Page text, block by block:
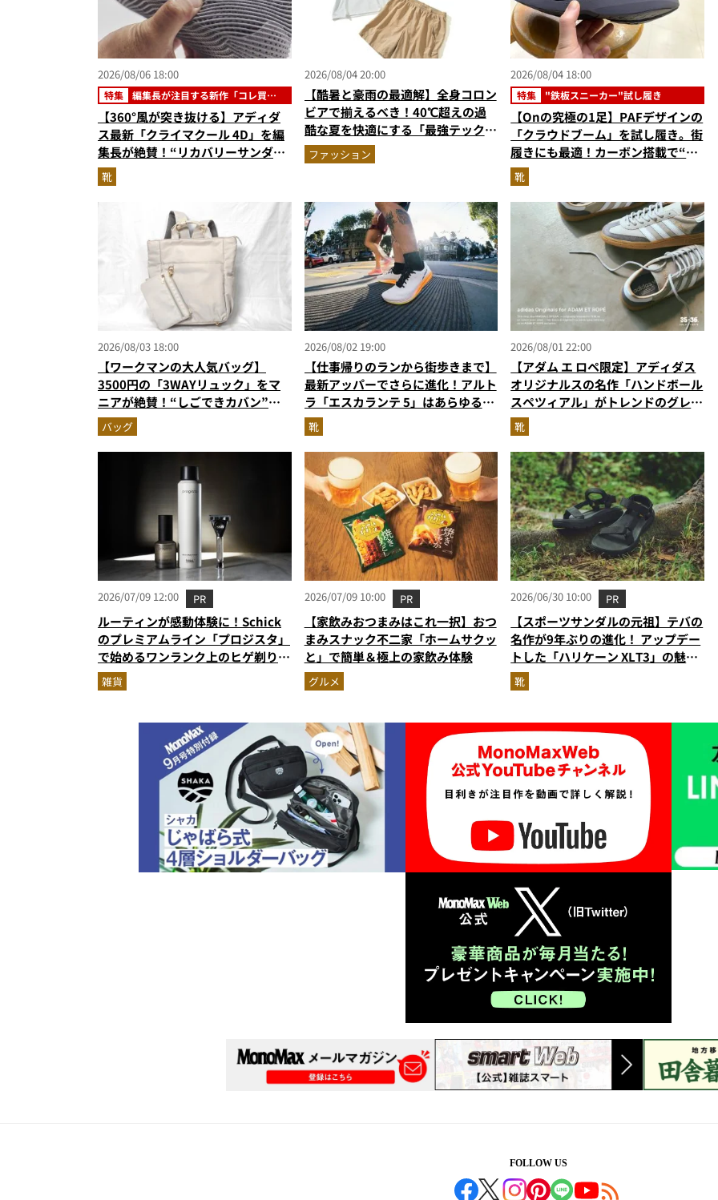
2026/08/06 18:00
特集
編集長が注目する新作「コレ買い
です」
【360°風が突き抜ける】アディダ
ス最新「クライマクール 4D」を編
集長が絶賛！“リカバリーサンダル
級に快適”な3Dプリントスニーカー
『コレ買いです』Vol.173
靴
2026/08/04 20:00
【酷暑と豪雨の最適解】全身コロン
ビアで揃えるべき！40℃超えの過
酷な夏を快適にする「最強テックウ
エア」セットアップ
ファッション
2026/08/04 18:00
特集 "鉄板スニーカー"試し履き
【Onの究極の1足】PAFデザインの
「クラウドブーム」を試し履き。街
履きにも最適！カーボン搭載で“走
れるハイテク靴”の最高峰
靴
2026/08/03 18:00
【ワークマンの大人気バッグ】
3500円の「3WAYリュック」をマ
ニアが絶賛！“しごできカバン”が
撥水防汚で評判以上に優秀だった
バッグ
2026/08/02 19:00
【仕事帰りのランから街歩きまで】
最新アッパーでさらに進化！アルト
ラ「エスカランテ 5」はあらゆるシ
ーンに寄り添う大人の相棒だ
靴
2026/08/01 22:00
【アダム エ ロペ限定】アディダス
オリジナルスの名作「ハンドボール
スペツィアル」がトレンドのグレー
に！
靴
2026/07/09 12:00 PR
ルーティンが感動体験に！Schick
のプレミアムライン「プロジスタ」
で始めるワンランク上のヒゲ剃り習
慣
雑貨
2026/07/09 10:00 PR
【家飲みおつまみはこれ一択】おつ
まみスナック不二家「ホームサクッ
と」で簡単＆極上の家飲み体験
グルメ
2026/06/30 10:00 PR
【スポーツサンダルの元祖】テバの
名作が9年ぶりの進化！ アップデー
トした「ハリケーン XLT3」の魅力
を識者があらゆる角度から徹底解
説！
靴
FOLLOW US